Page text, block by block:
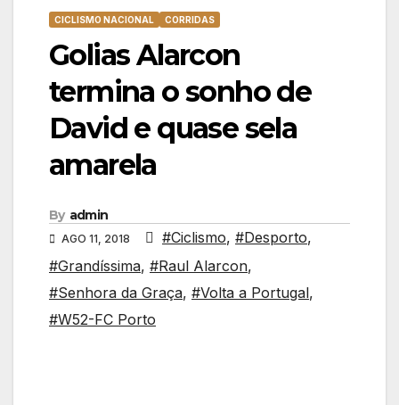
CICLISMO NACIONAL CORRIDAS
Golias Alarcon
termina o sonho de
David e quase sela
amarela
By admin
AGO 11, 2018 #Ciclismo, #Desporto,
#Grandíssima, #Raul Alarcon,
#Senhora da Graça, #Volta a Portugal,
#W52-FC Porto